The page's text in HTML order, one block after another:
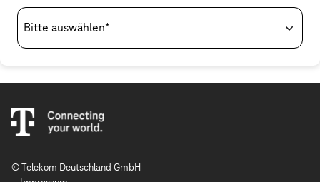
Bitte auswählen*
© Telekom Deutschland GmbH